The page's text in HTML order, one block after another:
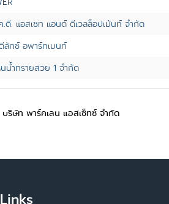
.ดี. แอสเซท แอนด์ ดีเวลล็อปเม้นท์ จำกัด
ลักซ์ อพาร์ทเมนท์
น้ำทรายสวย 1 จำกัด
บริษัท พาร์คเลน แอสเซ็ทซ์ จำกัด